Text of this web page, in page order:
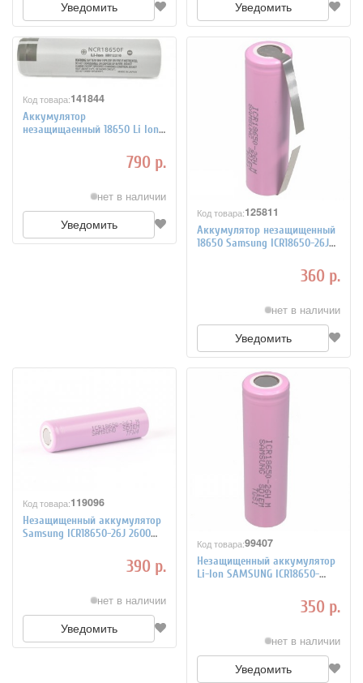
Уведомить Уведомить
Код товара:141844
Аккумулятор
незащищаенный 18650 Li Ion
790 р.
нет в наличии
Уведомить
Код товара:125811
Аккумулятор незащищенный
18650 Samsung ICR18650-26JM
360 р.
нет в наличии
Уведомить
Код товара:119096
Незащищенный аккумулятор
Samsung ICR18650-26J 2600
390 р.
нет в наличии
Уведомить
Код товара:99407
Незащищенный аккумулятор
Li-Ion SAMSUNG ICR18650-
350 р.
нет в наличии
Уведомить